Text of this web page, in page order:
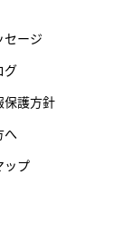
セージ
グ
保護方針
へ
ップ